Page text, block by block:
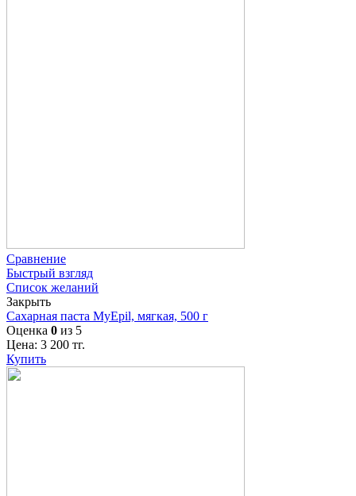
Сравнение
Быстрый взгляд
Список желаний
Закрыть
Сахарная паста MyEpil, мягкая, 500 г
Оценка 0 из 5
Цена: 3 200 тг.
Купить